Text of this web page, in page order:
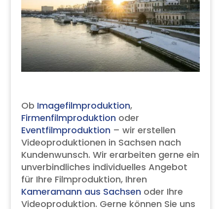
Ob Imagefilmproduktion,
Firmenfilmproduktion oder
Eventfilmproduktion – wir erstellen
Videoproduktionen in Sachsen nach
Kundenwunsch. Wir erarbeiten gerne ein
unverbindliches individuelles Angebot
für Ihre Filmproduktion, Ihren
Kameramann aus Sachsen oder Ihre
Videoproduktion. Gerne können Sie uns